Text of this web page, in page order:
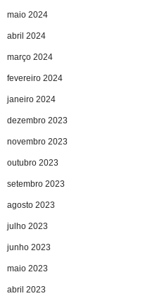
maio 2024
abril 2024
março 2024
fevereiro 2024
janeiro 2024
dezembro 2023
novembro 2023
outubro 2023
setembro 2023
agosto 2023
julho 2023
junho 2023
maio 2023
abril 2023